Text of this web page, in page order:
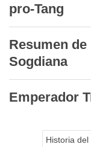
pro-Tang
Resumen
Sogdiana
Emperador
Historia